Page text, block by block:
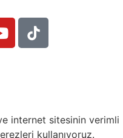
internet sitesinin verimli
kullanıyoruz.